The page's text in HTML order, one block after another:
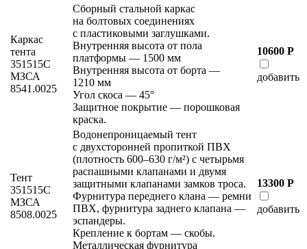
Каркас
тента
351515С
МЗСА
8541.0025
Сборный стальной каркас
на болтовых соединениях
с пластиковыми заглушками.
Внутренняя высота от пола
платформы — 1500 мм
Внутренняя высота от борта —
1210 мм
Угол скоса — 45°
Защитное покрытие — порошковая
краска.
10600 Р
добавить
Тент
351515С
МЗСА
8508.0025
Водонепроницаемый тент
с двухсторонней пропиткой ПВХ
(плотность 600–630 г/м²) с четырьмя
распашными клапанами и двумя
защитными клапанами замков троса.
Фурнитура переднего клана — ремни
ПВХ, фурнитура заднего клапана —
эспандеры.
Крепление к бортам — скобы.
Металлическая фурнитура
13300 Р
добавить